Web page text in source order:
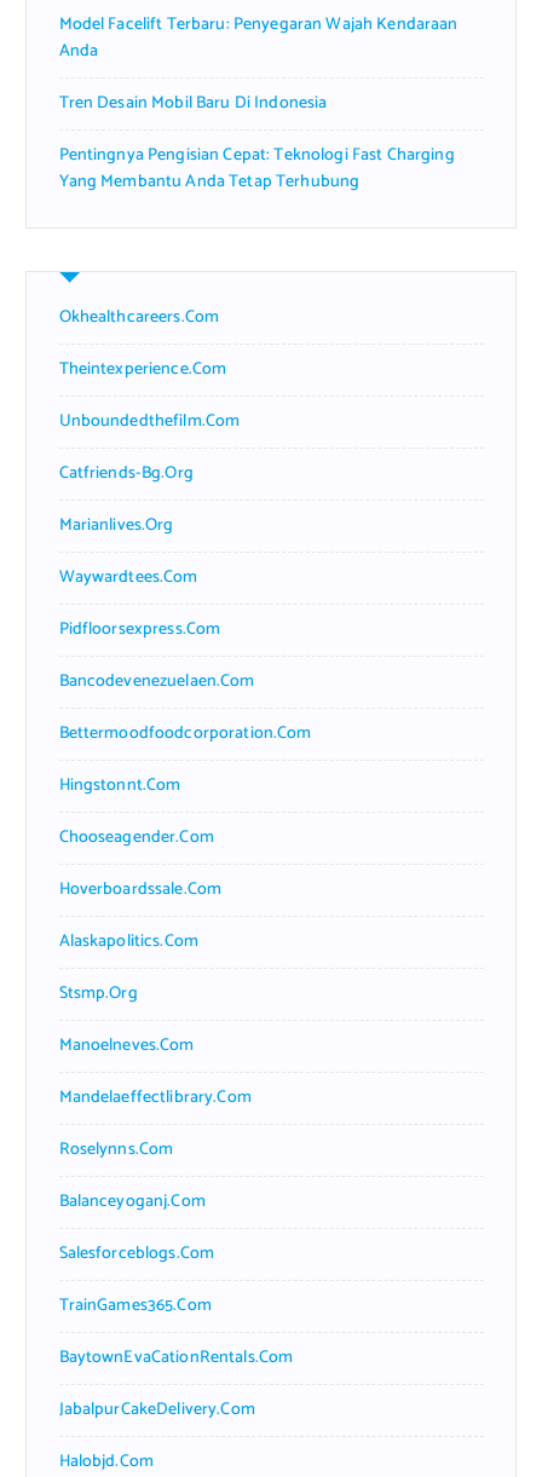
Model Facelift Terbaru: Penyegaran Wajah Kendaraan
Anda
Tren Desain Mobil Baru Di Indonesia
Pentingnya Pengisian Cepat: Teknologi Fast Charging
Yang Membantu Anda Tetap Terhubung
Okhealthcareers.com
Theintexperience.com
Unboundedthefilm.com
Catfriends-Bg.org
Marianlives.org
Waywardtees.com
Pidfloorsexpress.com
Bancodevenezuelaen.com
Bettermoodfoodcorporation.com
Hingstonnt.com
Chooseagender.com
Hoverboardssale.com
Alaskapolitics.com
Stsmp.org
Manoelneves.com
Mandelaeffectlibrary.com
Roselynns.com
Balanceyoganj.com
Salesforceblogs.com
TrainGames365.com
BaytownEvaCationRentals.com
JabalpurCakeDelivery.com
Halobjd.com